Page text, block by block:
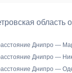
Днипро —
Днипро —
Днипро —